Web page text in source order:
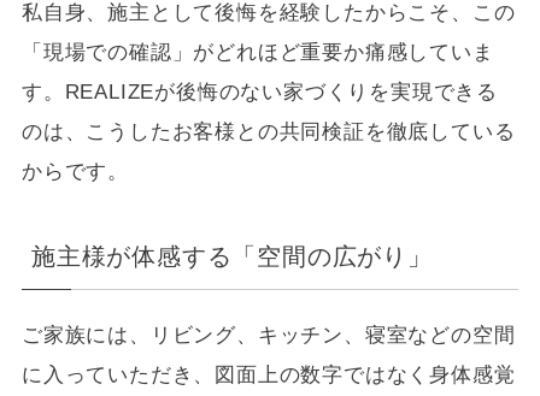
私自身、施主として後悔を経験したからこそ、この
「現場での確認」がどれほど重要か痛感していま
す。REALIZEが後悔のない家づくりを実現できる
のは、こうしたお客様との共同検証を徹底している
からです。
施主様が体感する「空間の広がり」
ご家族には、リビング、キッチン、寝室などの空間
に入っていただき、図面上の数字ではなく身体感覚